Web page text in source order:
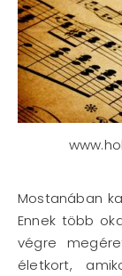
Mostanában
Ennek több
végre
életkort,